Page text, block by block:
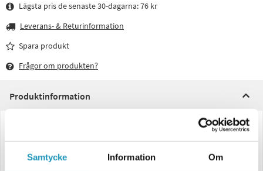
Samtycke Information Om
Lägsta pris de senaste 30-dagarna:76 kr
Leverans- & Returinformation
Spara produkt
Frågor om produkten?
Produktinformation
Aspöck Sidomarkering till släpvagn, utförande: Hö/Vä
Aspöck/Sim/Talmu L110xB41xH28. Glödlampa 12v 5W spole 35x11 ingår